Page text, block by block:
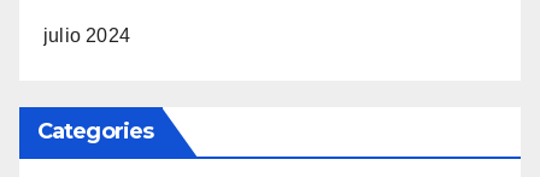
julio 2024
Categories